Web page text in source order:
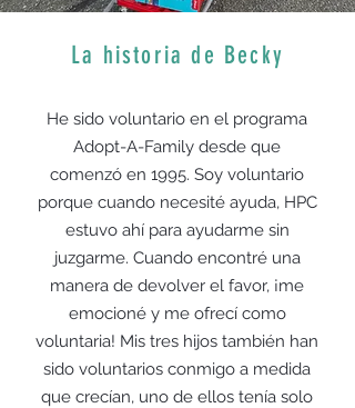
La historia de Becky
He sido voluntario en el programa
Adopt-A-Family desde que
comenzó en 1995. Soy voluntario
porque cuando necesité ayuda, HPC
estuvo ahí para ayudarme sin
juzgarme. Cuando encontré una
manera de devolver el favor, ¡me
emocioné y me ofrecí como
voluntaria! Mis tres hijos también han
sido voluntarios conmigo a medida
que crecían, uno de ellos tenía solo